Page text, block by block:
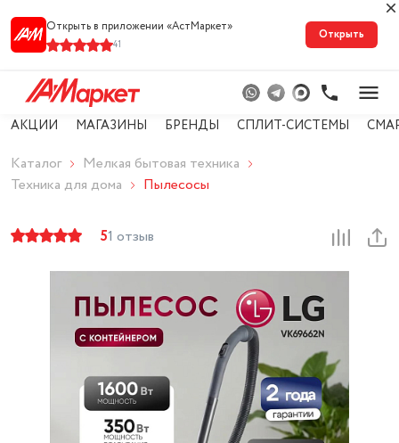
Открыть в приложении «АстМарке‪т‬»
41
Открыть
АКЦИИ МАГАЗИНЫ БРЕНДЫ СПЛИТ-СИСТЕМЫ
Каталог
Мелкая бытовая техника
Техника для дома
Пылесосы
51 отзыв